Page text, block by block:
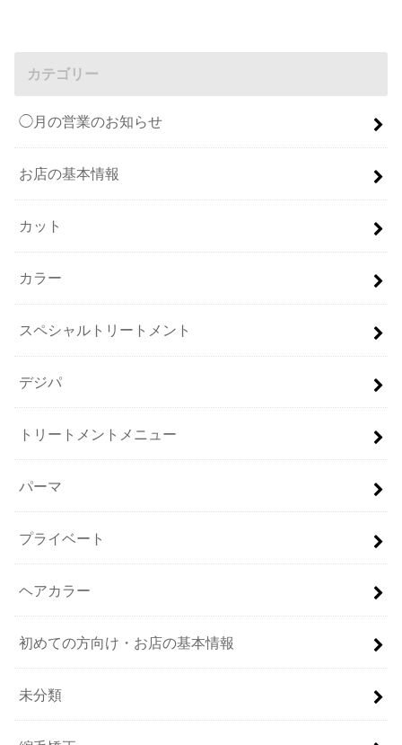
カテゴリー
◯月の営業のお知らせ
お店の基本情報
カット
カラー
スペシャルトリートメント
デジパ
トリートメントメニュー
パーマ
プライベート
ヘアカラー
初めての方向け・お店の基本情報
未分類